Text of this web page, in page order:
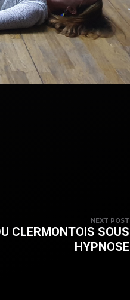
NEXT POST
CLERMONTOIS SOUS
HYPNOSE